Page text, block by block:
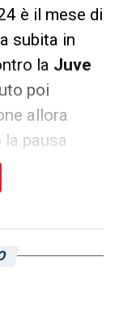
è il mese di
subita in
la Juve
poi
allora
la pausa
fila contro il